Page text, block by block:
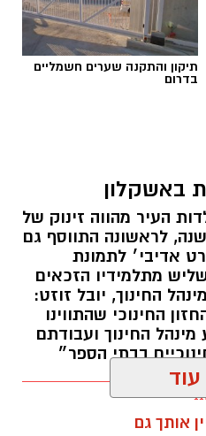
תיקון והתקנה שערים חשמליים
בדרום
העיר מהווה זינוק של
לראשונה התווסף גם
אדיבי׳ לתמונת
מתלמידיו הזכאים
החינוך, יובל זוזט:
החינוכי שהתווינו
החינוך ועבודתם
בבתי הספר״
אותך גם